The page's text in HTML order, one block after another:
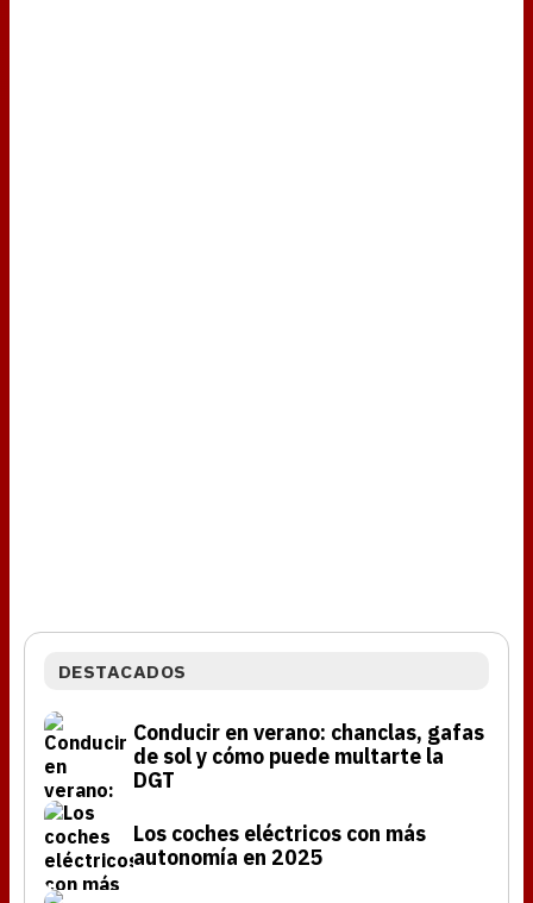
DESTACADOS
Conducir en verano: chanclas, gafas
de sol y cómo puede multarte la
DGT
Los coches eléctricos con más
autonomía en 2025